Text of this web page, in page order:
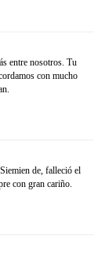
entre nosotros. Tu
con mucho
de, falleció el
con gran cariño.